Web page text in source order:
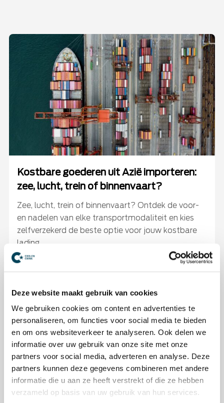
Deze website maakt gebruik van cookies
We gebruiken cookies om content en advertenties te
personaliseren, om functies voor social media te bieden
en om ons websiteverkeer te analyseren. Ook delen we
informatie over uw gebruik van onze site met onze
partners voor social media, adverteren en analyse. Deze
partners kunnen deze gegevens combineren met andere
informatie die u aan ze heeft verstrekt of die ze hebben
verzameld op basis van uw gebruik van hun services.
Kostbare goederen uit Azië importeren:
zee, lucht, trein of binnenvaart?
Zee, lucht, trein of binnenvaart? Ontdek de voor-
en nadelen van elke transportmodaliteit en kies
zelfverzekerd de beste optie voor jouw kostbare
lading.
Compliance diensten binnenkort